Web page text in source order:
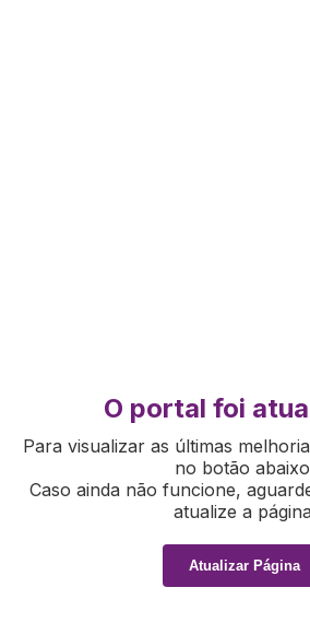
O portal foi
Para visualizar as últimas
no botão
Caso ainda não funcione,
atualize a
Atualizar Página